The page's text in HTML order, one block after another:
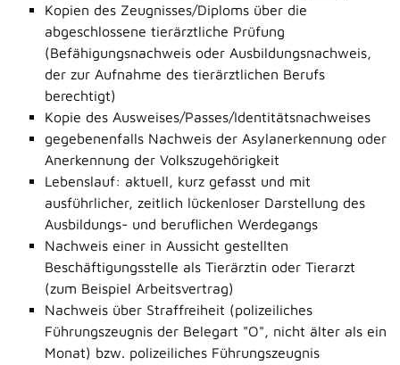
Kopien des Zeugnisses/Diploms über die
abgeschlossene tierärztliche Prüfung
(Befähigungsnachweis oder Ausbildungsnachweis,
der zur Aufnahme des tierärztlichen Berufs
berechtigt)
Kopie des Ausweises/Passes/Identitätsnachweises
gegebenenfalls Nachweis der Asylanerkennung oder
Anerkennung der Volkszugehörigkeit
Lebenslauf: aktuell, kurz gefasst und mit
ausführlicher, zeitlich lückenloser Darstellung des
Ausbildungs- und beruflichen Werdegangs
Nachweis einer in Aussicht gestellten
Beschäftigungsstelle als Tierärztin oder Tierarzt
(zum Beispiel Arbeitsvertrag)
Nachweis über Straffreiheit (polizeiliches
Führungszeugnis der Belegart "O", nicht älter als ein
Monat) bzw. polizeiliches Führungszeugnis